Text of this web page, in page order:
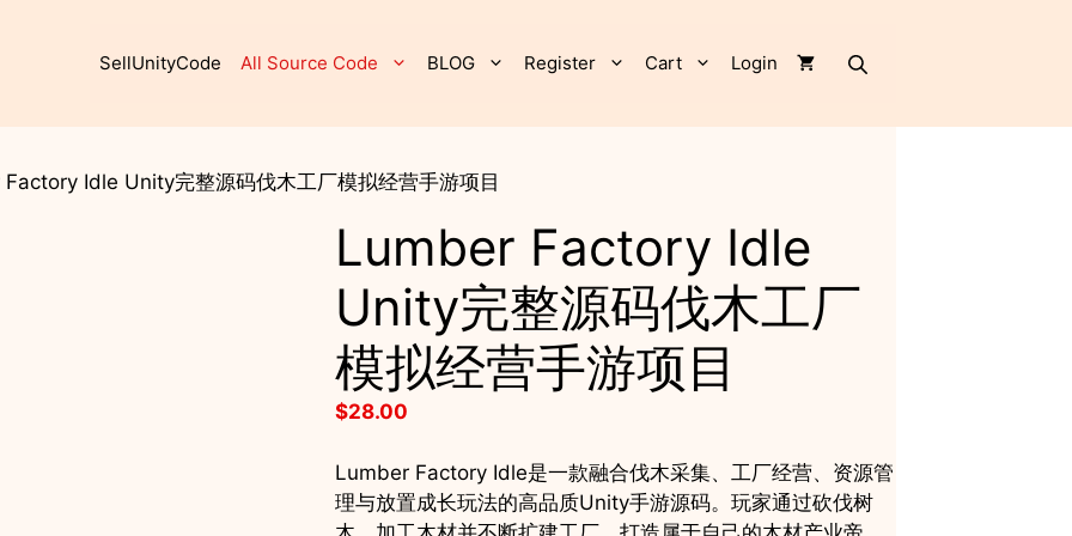
SellUnityCode All Source Code BLOG Register Cart Login
Idle Unity完整源码伐木工厂模拟经营手游项目
Lumber Factory Idle
Unity完整源码伐木工厂
模拟经营手游项目
$28.00
Lumber Factory Idle是一款融合伐木采集、工厂经营、资源管
理与放置成长玩法的高品质Unity手游源码。玩家通过砍伐树
整
模
拟
经
营
手
游